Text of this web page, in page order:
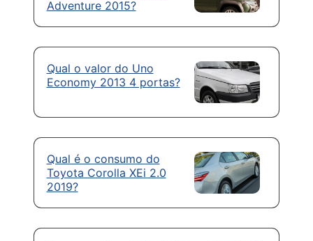
Adventure 2015?
Qual o valor do Uno
Economy 2013 4 portas?
Qual é o consumo do
Toyota Corolla XEi 2.0
2019?